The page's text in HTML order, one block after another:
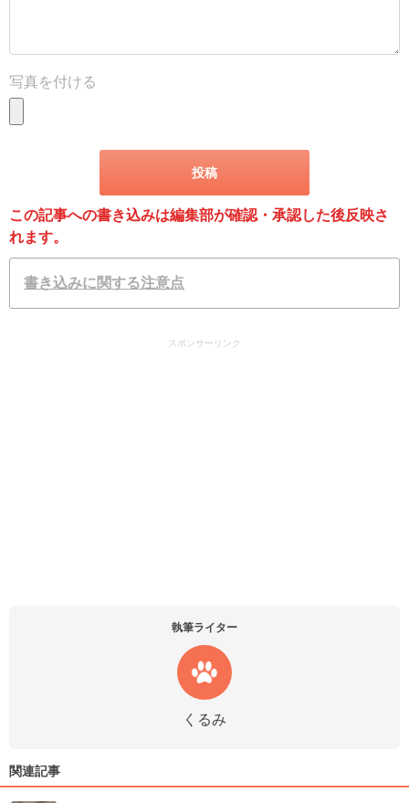
写真を付ける
この記事への書き込みは編集部が確認・承認した後反映さ
れます。
書き込みに関する注意点
スポンサーリンク
執筆ライター
くるみ
関連記事